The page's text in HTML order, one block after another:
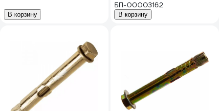
В корзину
БП-00003162
В корзину